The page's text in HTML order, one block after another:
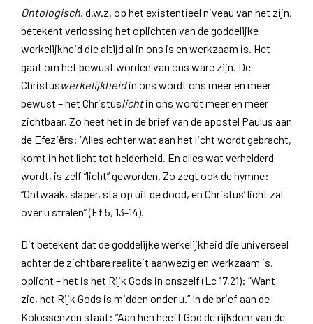
Ontologisch, d.w.z. op het existentieel niveau van het zijn,
betekent verlossing het oplichten van de goddelijke
werkelijkheid die altijd al in ons is en werkzaam is. Het
gaat om het bewust worden van ons ware zijn. De
Christuswerkelijkheidin ons wordt ons meer en meer
bewust – het Christuslichtin ons wordt meer en meer
zichtbaar. Zo heet het in de brief van de apostel Paulus aan
de Efeziërs: “Alles echter wat aan het licht wordt gebracht,
komt in het licht tot helderheid. En alles wat verhelderd
wordt, is zelf “licht” geworden. Zo zegt ook de hymne:
“Ontwaak, slaper, sta op uit de dood, en Christus’ licht zal
over u stralen” (Ef 5, 13-14).
Dit betekent dat de goddelijke werkelijkheid die universeel
achter de zichtbare realiteit aanwezig en werkzaam is,
oplicht – het is het Rijk Gods in onszelf (Lc 17,21): “Want
zie, het Rijk Gods is midden onder u.” In de brief aan de
Kolossenzen staat: “Aan hen heeft God de rijkdom van de